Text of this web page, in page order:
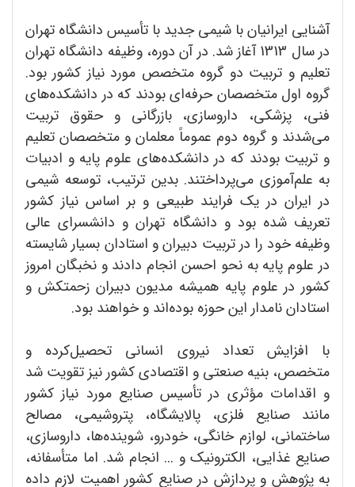
آشنایی ایرانیان با شیمی جدید با تأسیس دانشگاه تهران
در سال 1313 آغاز شد. در آن دوره، وظیفه دانشگاه تهران
تعلیم و تربیت دو گروه متخصص مورد نیاز کشور بود.
گروه اول متخصصان حرفه‌ای بودند که در دانشکده‌های
فنی، پزشکی، داروسازی، بازرگانی و حقوق تربیت
می‌شدند و گروه دوم عموماً معلمان و متخصصان تعلیم
و تربیت بودند که در دانشکده‌های علوم پایه و ادبیات
به علم‌آموزی می‌پرداختند. بدین ترتیب، توسعه شیمی
در ایران در یک فرایند طبیعی و بر اساس نیاز کشور
تعریف شده بود و دانشگاه تهران و دانشسرای عالی
وظیفه خود را در تربیت دبیران و استادان بسیار شایسته
در علوم پایه به نحو احسن انجام دادند و نخبگان امروز
کشور در علوم پایه همیشه مدیون دبیران زحمتکش و
استادان نامدار این حوزه بوده‌اند و خواهند بود.
با افزایش تعداد نیروی انسانی تحصیل‌کرده و
متخصص، بنیه صنعتی و اقتصادی کشور نیز تقویت شد
و اقدامات مؤثری در تأسیس صنایع مورد نیاز کشور
مانند صنایع فلزی، پالایشگاه، پتروشیمی، مصالح
ساختمانی، لوازم خانگی، خودرو، شوینده‌ها، داروسازی،
صنایع غذایی، الکترونیک و ... انجام شد. اما متأسفانه،
به پژوهش و پردازش در صنایع کشور اهمیت لازم داده